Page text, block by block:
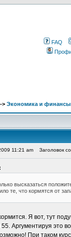
FAQ
-> Экономика и финансы
11:21 am Заголовок
высказаться
те, что кормятся от
Я вот, тут
55. Аргументируя
При таком